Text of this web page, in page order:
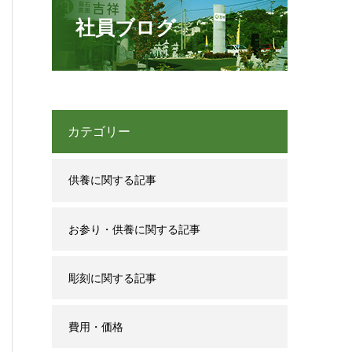
社員ブログ
カテゴリー
供養に関する記事
お参り・供養に関する記事
彫刻に関する記事
費用・価格